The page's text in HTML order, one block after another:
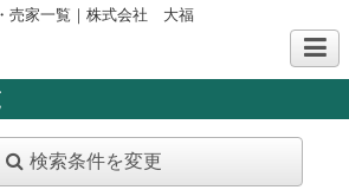
売家一覧｜株式会社 大福
検索条件を変更